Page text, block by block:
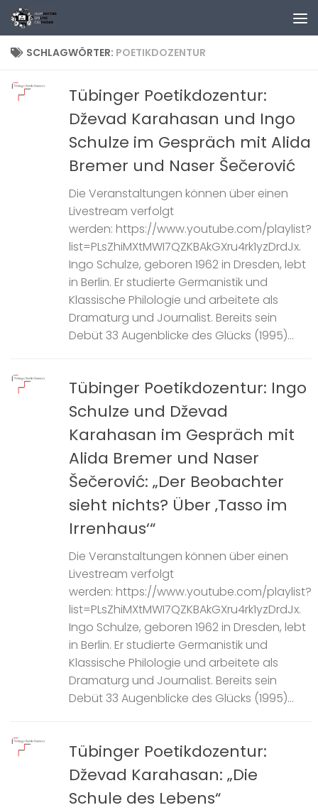
Zum Inhalt springen
SCHLAGWÖRTER: POETIKDOZENTUR
Tübinger Poetikdozentur:
Dževad Karahasan und Ingo
Schulze im Gespräch mit Alida
Bremer und Naser Šečerović
Die Veranstaltungen können über einen
Livestream verfolgt
werden: https://www.youtube.com/playlist?
list=PLsZhiMXtMWI7QZKBAkGXru4rk1yzDrdJx.
Ingo Schulze, geboren 1962 in Dresden, lebt
in Berlin. Er studierte Germanistik und
Klassische Philologie und arbeitete als
Dramaturg und Journalist. Bereits sein
Debüt 33 Augenblicke des Glücks (1995)...
Tübinger Poetikdozentur: Ingo
Schulze und Dževad
Karahasan im Gespräch mit
Alida Bremer und Naser
Šečerović: „Der Beobachter
sieht nichts? Über ‚Tasso im
Irrenhaus‘“
Die Veranstaltungen können über einen
Livestream verfolgt
werden: https://www.youtube.com/playlist?
list=PLsZhiMXtMWI7QZKBAkGXru4rk1yzDrdJx.
Ingo Schulze, geboren 1962 in Dresden, lebt
in Berlin. Er studierte Germanistik und
Klassische Philologie und arbeitete als
Dramaturg und Journalist. Bereits sein
Debüt 33 Augenblicke des Glücks (1995)...
Tübinger Poetikdozentur:
Dževad Karahasan: „Die
Schule des Lebens“